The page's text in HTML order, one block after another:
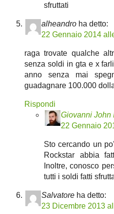
sfruttati
alheandro ha detto:
22 Gennaio 2014
raga trovate qualche
senza soldi in gta e x
anno senza mai
guadagnare 100.000
Rispondi
Giovanni John
22 Gennaio
Sto cercando un
Rockstar abbia
Inoltre, conosco
tutti i soldi fatti
Salvatore ha detto:
23 Dicembre 2013